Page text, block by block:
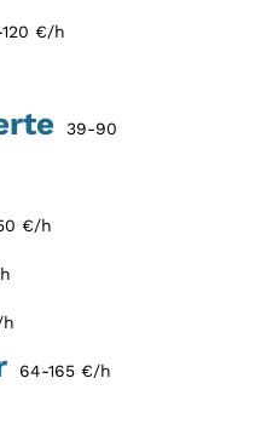
€/h
39-90
€/h
h
64-165 €/h